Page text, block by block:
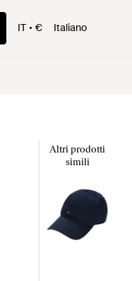
IT € Italiano
Altri prodotti
simili